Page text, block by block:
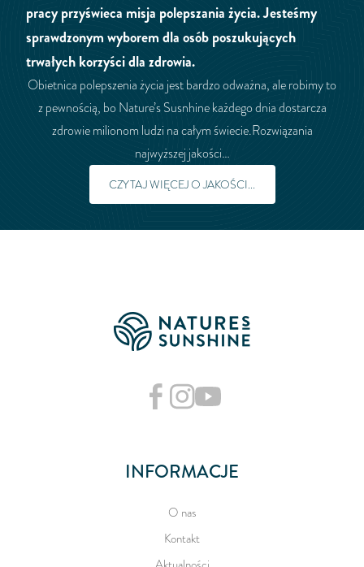
pracy przyświeca misja polepszania życia. Jesteśmy
sprawdzonym wyborem dla osób poszukujących
trwałych korzyści dla zdrowia.
Obietnica polepszenia życia jest bardzo odważna, ale robimy to
z pewnością, bo Nature’s Susnhine każdego dnia dostarcza
zdrowie milionom ludzi na całym świecie.Rozwiązania
najwyższej jakości…
CZYTAJ WIĘCEJ O JAKOŚCI...
INFORMACJE
O nas
Kontakt